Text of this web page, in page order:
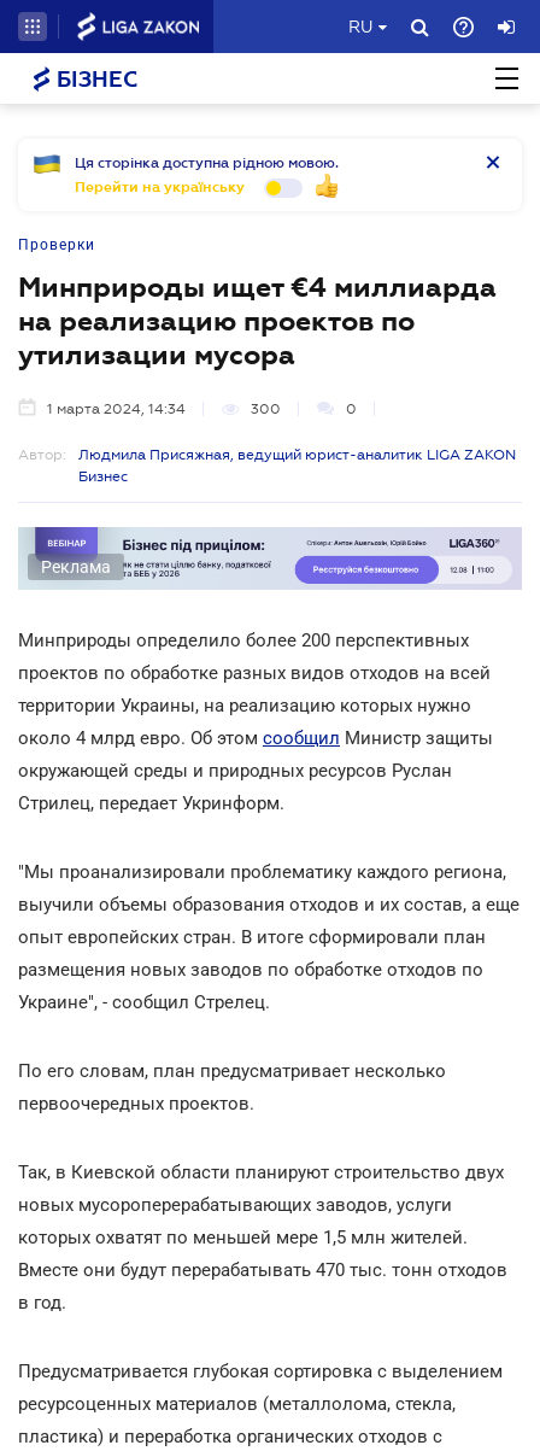
RU
БІЗНЕС
Ця сторінка доступна рідною мовою.
Перейти на українську
Проверки
Минприроды ищет €4 миллиарда
на реализацию проектов по
утилизации мусора
1 марта 2024, 14:34 300 0
Автор:
Людмила Присяжная, ведущий юрист-аналитик LIGA ZAKON
Бизнес
Реклама
Минприроды определило более 200 перспективных
проектов по обработке разных видов отходов на всей
территории Украины, на реализацию которых нужно
около 4 млрд евро. Об этом сообщил Министр защиты
окружающей среды и природных ресурсов Руслан
Стрилец, передает Укринформ.
"Мы проанализировали проблематику каждого региона,
выучили объемы образования отходов и их состав, а еще
опыт европейских стран. В итоге сформировали план
размещения новых заводов по обработке отходов по
Украине", - сообщил Стрелец.
По его словам, план предусматривает несколько
первоочередных проектов.
Так, в Киевской области планируют строительство двух
новых мусороперерабатывающих заводов, услуги
которых охватят по меньшей мере 1,5 млн жителей.
Вместе они будут перерабатывать 470 тыс. тонн отходов
в год.
Предусматривается глубокая сортировка с выделением
ресурсоценных материалов (металлолома, стекла,
пластика) и переработка органических отходов с